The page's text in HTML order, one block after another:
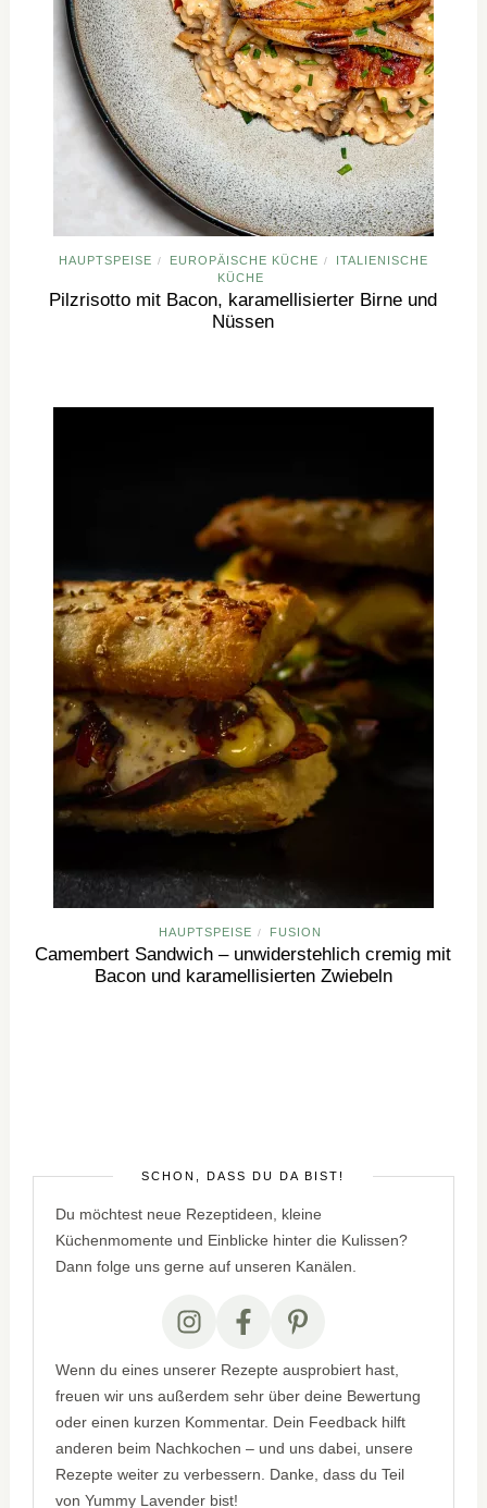
HAUPTSPEISE / EUROPÄISCHE KÜCHE /
ITALIENISCHE
KÜCHE
Pilzrisotto mit Bacon, karamellisierter Birne und
Nüssen
HAUPTSPEISE / FUSION
Camembert Sandwich – unwiderstehlich cremig mit
Bacon und karamellisierten Zwiebeln
SCHÖN, DASS DU DA BIST!
Du möchtest neue Rezeptideen, kleine
Küchenmomente und Einblicke hinter die Kulissen?
Dann folge uns gerne auf unseren Kanälen.
Wenn du eines unserer Rezepte ausprobiert hast,
freuen wir uns außerdem sehr über deine Bewertung
oder einen kurzen Kommentar. Dein Feedback hilft
anderen beim Nachkochen – und uns dabei, unsere
Rezepte weiter zu verbessern. Danke, dass du Teil
von Yummy Lavender bist!